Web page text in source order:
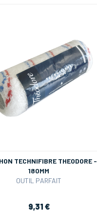
TECHNIFIBRE THEODORE -
180MM
OUTIL PARFAIT
9,31 €